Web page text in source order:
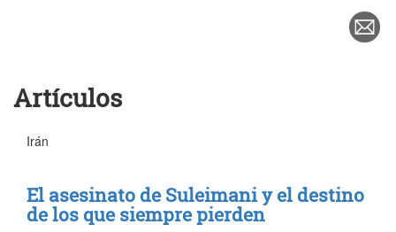
Artículos
Irán
El asesinato de Suleimani y el destino
de los que siempre pierden